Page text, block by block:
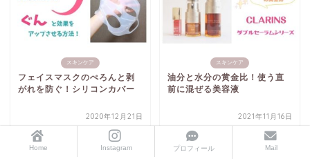
スキンケア
フェイスマスクのぺろんと剥
がれを防ぐ！シリコンカバー
2020年12月21日
スキンケア
油分と水分の黄金比！使う直
前に混ぜる美容液
2021年11月16日
Home Instagram プロフィール Mail